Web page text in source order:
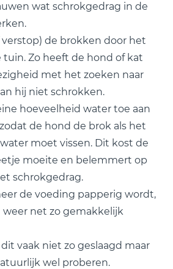
wat schrokgedrag in de
verstop) de brokken door het
tuin. Zo heeft de hond of kat
met het zoeken naar
hij niet schrokken.
hoeveelheid water toe aan
de hond de brok als het
moet vissen. Dit kost de
moeite en belemmert op
schrokgedrag.
de voeding papperig wordt,
weer net zo gemakkelijk
vaak niet zo geslaagd maar
wel proberen.